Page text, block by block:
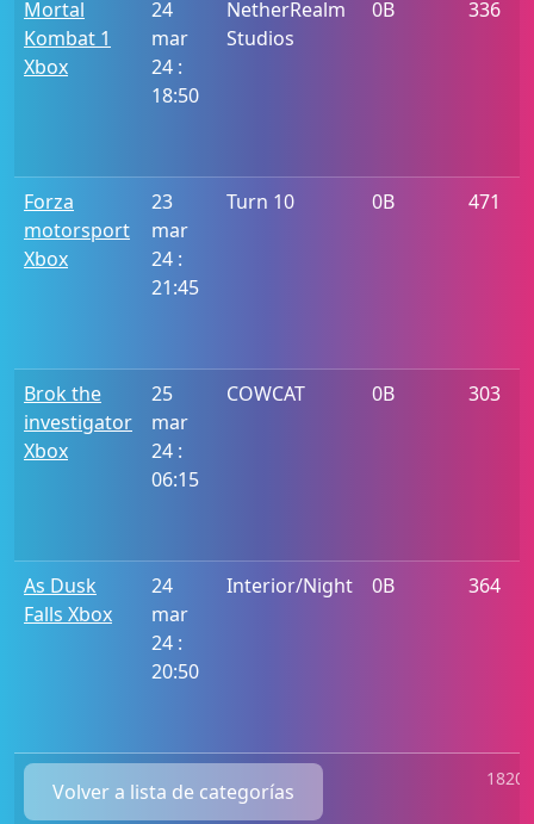
Mortal
Kombat 1
Xbox
24
mar
24 :
18:50
NetherRealm
Studios
0B 336
Forza
motorsport
Xbox
23
mar
24 :
21:45
Turn 10 0B 471
Brok the
investigator
Xbox
25
mar
24 :
06:15
COWCAT 0B 303
As Dusk
Falls Xbox
24
mar
24 :
20:50
Interior/Night 0B 364
Volver a lista de categorías
1820